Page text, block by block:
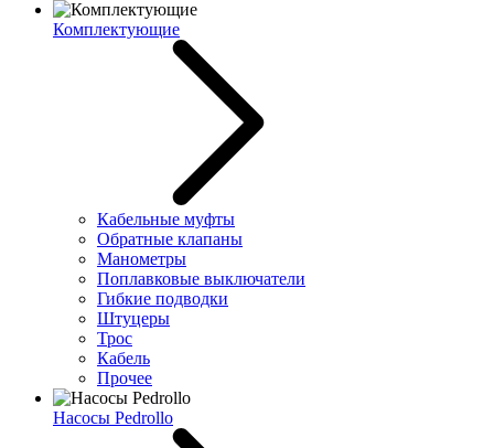
Комплектующие
Кабельные муфты
Обратные клапаны
Манометры
Поплавковые выключатели
Гибкие подводки
Штуцеры
Трос
Кабель
Прочее
Насосы Pedrollo